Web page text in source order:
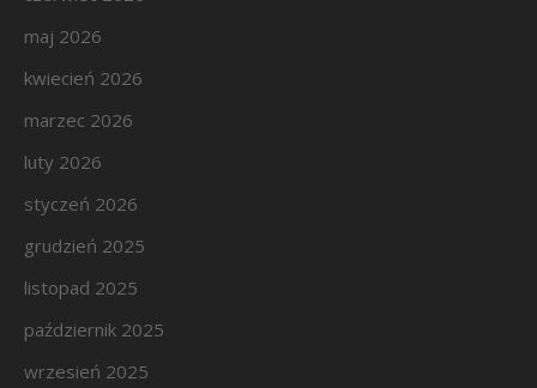
maj 2026
kwiecień 2026
marzec 2026
luty 2026
styczeń 2026
grudzień 2025
listopad 2025
październik 2025
wrzesień 2025